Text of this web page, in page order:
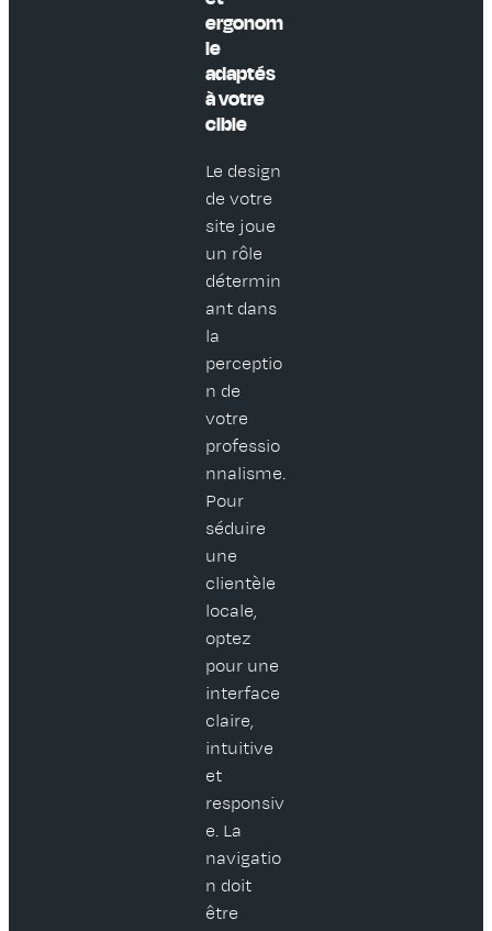
ergonom
ie
adaptés
à votre
cible
Le design
de votre
site joue
un rôle
détermin
ant dans
la
perceptio
n de
votre
professio
nnalisme.
Pour
séduire
une
clientèle
locale,
optez
pour une
interface
claire,
intuitive
et
responsiv
e. La
navigatio
n doit
être